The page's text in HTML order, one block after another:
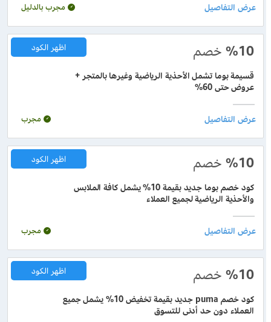
مجرب بالدليل
%10 خصم
قسيمة بوما تشمل الأحذية الرياضية وغيرها بالمتجر +
عروض حتى 60%
اظهر الكود
مجرب
%10 خصم
كود خصم بوما جديد بقيمة 10% يشمل كافة الملابس
والأحذية الرياضية لجميع العملاء
اظهر الكود
مجرب
%10 خصم
كود خصم puma جديد بقيمة تخفيض 10% يشمل جميع
العملاء دون حد أدنى للتسوق
اظهر الكود